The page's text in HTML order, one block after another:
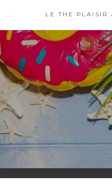
content
LE THE PLAISIR